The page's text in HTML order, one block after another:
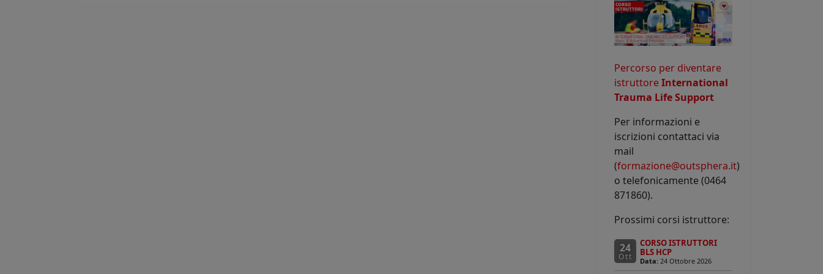
Percorso per diventare
istruttoreInternational
Trauma Life Support
Per informazioni e
iscrizioni contattaci via
mail
(formazione@outsphera.it)
o telefonicamente (0464
871860).
Prossimi corsi istruttore:
24
Ott
CORSO ISTRUTTORI
BLS HCP
Data: 24 Ottobre 2026